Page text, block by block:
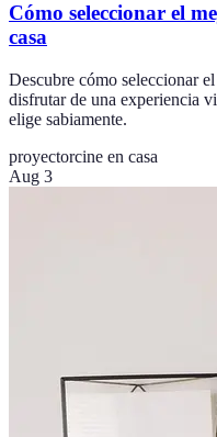
Cómo seleccionar el
casa
Descubre cómo seleccionar
disfrutar de una experiencia
elige sabiamente.
proyectorcine en casa
Aug 3